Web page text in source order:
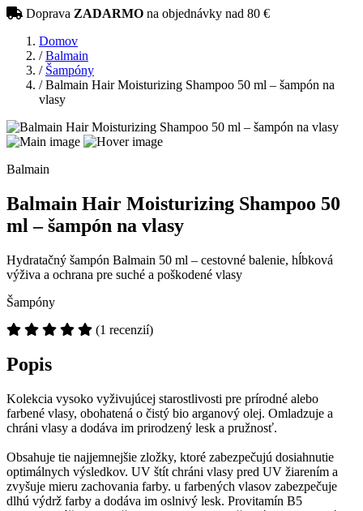
Doprava ZADARMO na objednávky nad 80 €
Domov
/ Balmain
/ Šampóny
/Balmain Hair Moisturizing Shampoo 50 ml – šampón na
vlasy
Balmain
Balmain Hair Moisturizing Shampoo 50
ml – šampón na vlasy
Hydratačný šampón Balmain 50 ml – cestovné balenie, hĺbková
výživa a ochrana pre suché a poškodené vlasy
Šampóny
(1 recenzií)
Popis
Kolekcia vysoko vyživujúcej starostlivosti pre prírodné alebo
farbené vlasy, obohatená o čistý bio arganový olej. Omladzuje a
chráni vlasy a dodáva im prirodzený lesk a pružnosť.
Obsahuje tie najjemnejšie zložky, ktoré zabezpečujú dosiahnutie
optimálnych výsledkov. UV štít chráni vlasy pred UV žiarením a
zvyšuje mieru zachovania farby. u farbených vlasov zabezpečuje
dlhú výdrž farby a dodáva im oslnivý lesk. Provitamín B5